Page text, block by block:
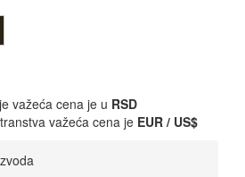
važeća cena je u RSD
važeća cena je EUR / US$